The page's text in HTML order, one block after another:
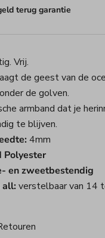
terug garantie
Vrij.
de geest van de
de golven.
armband dat je
te blijven.
4mm
Polyester
en zweetbestendig
all: verstelbaar van 14